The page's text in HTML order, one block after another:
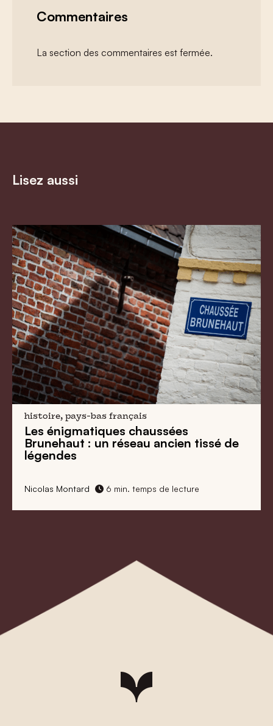
Commentaires
La section des commentaires est fermée.
Lisez aussi
histoire, pays-bas français
Les énigmatiques chaussées
Brunehaut : un réseau ancien tissé de
légendes
Nicolas Montard 6 min. temps de lecture